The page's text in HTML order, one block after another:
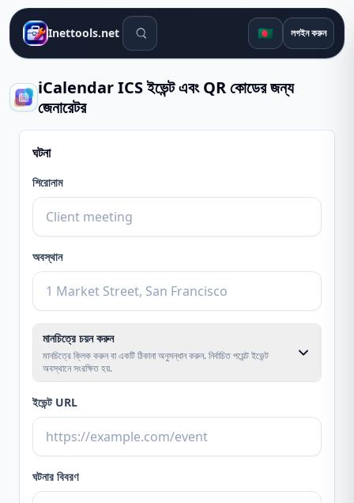
Inettools.net সার্চ টুলস 🇧🇩 লগইন করুন
iCalendar ICS ইভেন্ট এবং QR কোডের জন্য
জেনারেটর
ঘটনা
শিরোনাম
অবস্থান
মানচিত্রে চয়ন করুন
মানচিত্রে ক্লিক করুন বা একটি ঠিকানা অনুসন্ধান করুন. নির্বাচিত পয়েন্ট ইভেন্ট
অবস্থানে সংরক্ষিত হয়.
ইভেন্ট URL
ঘটনার বিবরণ